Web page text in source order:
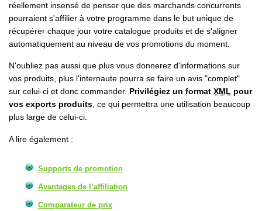
réellement insensé de penser que des marchands concurrents
pourraient s'affilier à votre programme dans le but unique de
récupérer chaque jour votre catalogue produits et de s'aligner
automatiquement au niveau de vos promotions du moment.
N'oubliez pas aussi que plus vous donnerez d'informations sur
vos produits, plus l'internaute pourra se faire un avis "complet"
sur celui-ci et donc commander. Privilégiez un format XML pour
vos exports produits , ce qui permettra une utilisation beaucoup
plus large de celui-ci.
A lire également :
Supports de promotion
Avantages de l’affiliation
Comparateur de prix